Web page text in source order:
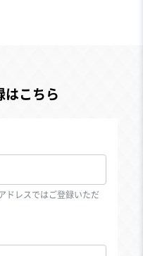
はこちら
ドレスではご登録いただ